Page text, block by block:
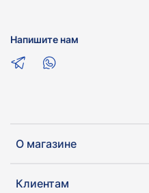
О магазине
Клиентам
Напишите нам